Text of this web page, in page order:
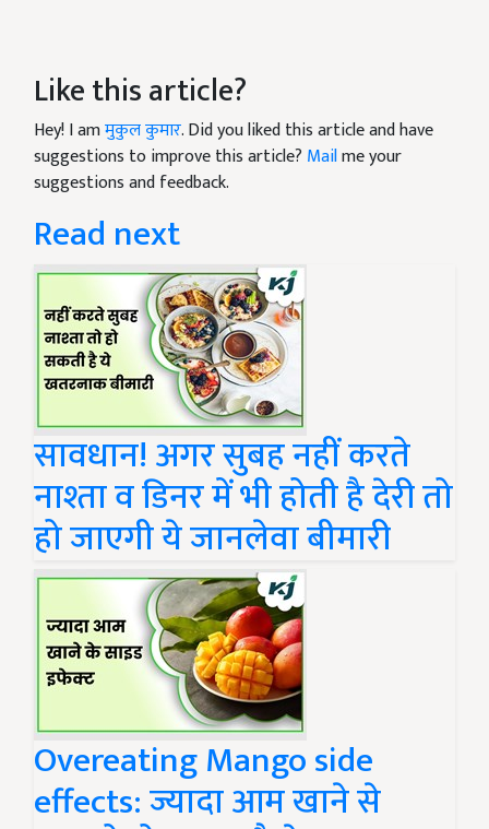
Like this article?
Hey! I amमुकुल कुमार. Did you liked this article and have
suggestions to improve this article? Mailme your
suggestions and feedback.
Read next
सावधान! अगर सुबह नहीं करते
नाश्ता व डिनर में भी होती है देरी तो
हो जाएगी ये जानलेवा बीमारी
Overeating Mango side
effects: ज्यादा आम खाने से